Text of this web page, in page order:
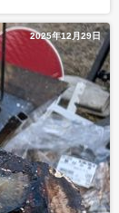
2025年12月29日